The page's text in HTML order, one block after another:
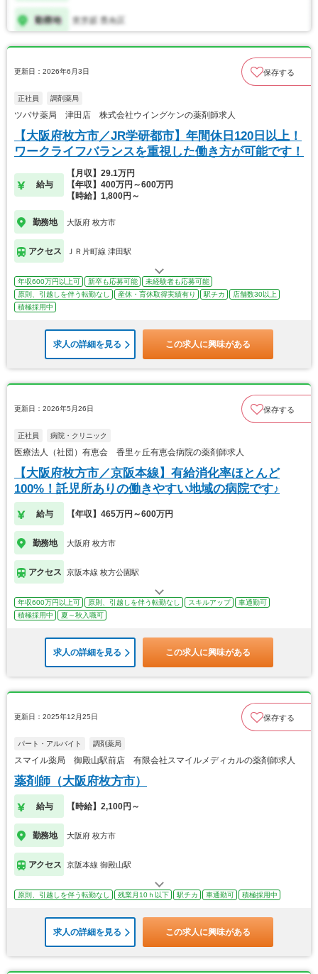
更新日：2026年6月3日 保存する
正社員 調剤薬局
ツバサ薬局 津田店 株式会社ウイングケンの薬剤師求人
【大阪府枚方市／JR学研都市】年間休日120日以上！
ワークライフバランスを重視した働き方が可能です！
給与
【月収】29.1万円
【年収】400万円～600万円
【時給】1,800円～
勤務地 大阪府 枚方市
アクセス ＪＲ片町線 津田駅
年収600万円以上可 新卒も応募可能
未経験者も応募可能
原則、引越しを伴う転勤なし
産休・育休取得実績有り 駅チカ
店舗数30以上
積極採用中
求人の詳細を見る この求人に興味がある
更新日：2026年5月26日 保存する
正社員 病院・クリニック
医療法人（社団）有恵会 香里ヶ丘有恵会病院の薬剤師求人
【大阪府枚方市／京阪本線】有給消化率ほとんど
100%！託児所ありの働きやすい地域の病院です♪
給与 【年収】465万円～600万円
勤務地 大阪府 枚方市
アクセス 京阪本線 枚方公園駅
年収600万円以上可 原則、引越しを伴う転勤なし スキルアップ
車通勤可
積極採用中
夏～秋入職可
求人の詳細を見る この求人に興味がある
更新日：2025年12月25日 保存する
パート・アルバイト 調剤薬局
スマイル薬局 御殿山駅前店 有限会社スマイルメディカルの薬剤師求人
薬剤師（大阪府枚方市）
給与 【時給】2,100円～
勤務地 大阪府 枚方市
アクセス 京阪本線 御殿山駅
原則、引越しを伴う転勤なし 残業月10ｈ以下 駅チカ 車通勤可 積極採用中
求人の詳細を見る この求人に興味がある